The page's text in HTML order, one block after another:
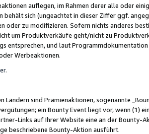
auflegen, im Rahmen derer alle oder
behält sich (ungeachtet in dieser Ziffer ggf.
oder zu modifizieren. Sofern nichts anderes
um Produktverkäufe geht/nicht zu
entsprechen, und laut
Werbeaktionen.
.
Ländern sind Prämienaktionen, sogenannte
ein Bounty Event liegt vor, wenn (1)
Links auf Ihrer Website eine an der
beschriebene Bounty-Aktion ausführt.